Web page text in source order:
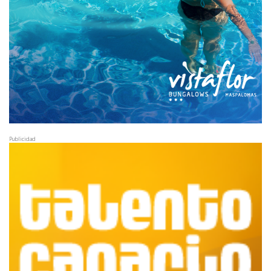
Publicidad